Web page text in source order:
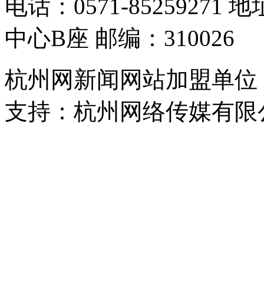
电话：0571-85259271
中心B座 邮编：310026
杭州网新闻网站加盟单
支持：杭州网络传媒有限